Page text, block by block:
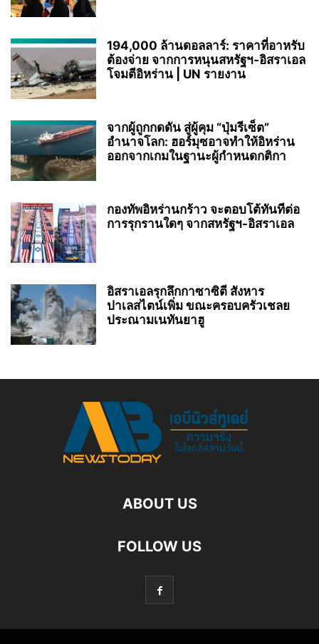
194,000 ล้านดอลลาร์: ราคาที่อาหรับ
ต้องจ่าย จากการหนุนสหรัฐฯ‑อิสราเอล
โจมตีอิหร่าน | UN รายงาน
จากผู้ถูกกดดัน สู่ผู้คุม “ปุ่มรีเซ็ต”
อำนาจโลก: ฮอร์มุซอาจทำให้อิหร่าน
ออกจากเกมในฐานะผู้กำหนดกติกา
กองทัพอิหร่านกร้าว จะตอบโต้ทันทีต่อ
การรุกรานใดๆ จากสหรัฐฯ-อิสราเอล
อิสราเอลรุกลึกกาซาซิตี สังหาร
ปาเลสไตน์เพิ่ม ขณะครอบครัวเชลย
ประณามเนทันยาฮู
ABOUT US
FOLLOW US